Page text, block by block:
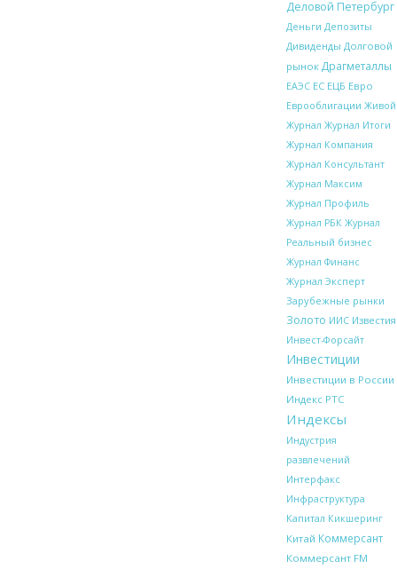
Деловой Петербург
Деньги Депозиты
Дивиденды Долговой
рынок Драгметаллы
ЕАЭС ЕС ЕЦБ Евро
Еврооблигации Живой
Журнал Журнал Итоги
Журнал Компания
Журнал Консультант
Журнал Максим
Журнал Профиль
Журнал РБК Журнал
Реальный бизнес
Журнал Финанс
Журнал Эксперт
Зарубежные рынки
Золото ИИС Известия
Инвест-Форсайт
Инвестиции
Инвестиции в России
Индекс РТС
Индексы
Индустрия
развлечений
Интерфакс
Инфраструктура
Капитал Кикшеринг
Китай Коммерсант
Коммерсант FM